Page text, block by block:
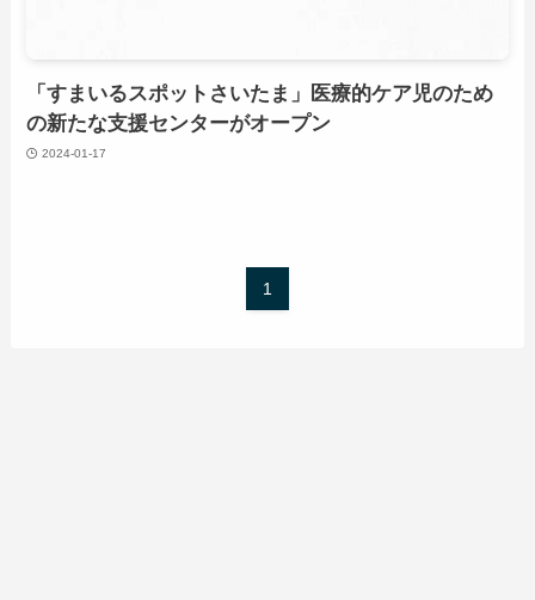
「すまいるスポットさいたま」医療的ケア児のため
の新たな支援センターがオープン
2024-01-17
1